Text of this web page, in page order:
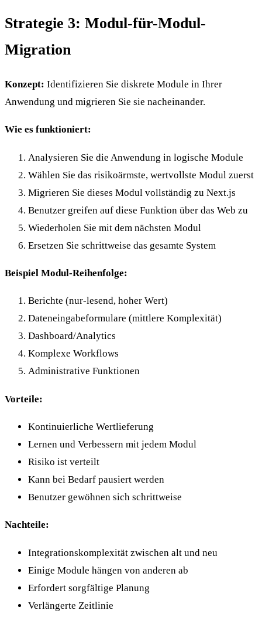
Strategie 3: Modul-für-Modul-
Migration
Konzept: Identifizieren Sie diskrete Module in Ihrer
Anwendung und migrieren Sie sie nacheinander.
Wie es funktioniert:
Analysieren Sie die Anwendung in logische Module
Wählen Sie das risikoärmste, wertvollste Modul zuerst
Migrieren Sie dieses Modul vollständig zu Next.js
Benutzer greifen auf diese Funktion über das Web zu
Wiederholen Sie mit dem nächsten Modul
Ersetzen Sie schrittweise das gesamte System
Beispiel Modul-Reihenfolge:
Berichte (nur-lesend, hoher Wert)
Dateneingabeformulare (mittlere Komplexität)
Dashboard/Analytics
Komplexe Workflows
Administrative Funktionen
Vorteile:
Kontinuierliche Wertlieferung
Lernen und Verbessern mit jedem Modul
Risiko ist verteilt
Kann bei Bedarf pausiert werden
Benutzer gewöhnen sich schrittweise
Nachteile:
Integrationskomplexität zwischen alt und neu
Einige Module hängen von anderen ab
Erfordert sorgfältige Planung
Verlängerte Zeitlinie